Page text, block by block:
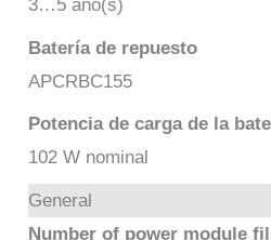
3…5 año(s)
Batería de repuesto
APCRBC155
Potencia de carga de la
102 W nominal
General
Number of power module